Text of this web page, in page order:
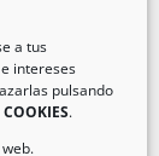
a tus
intereses
pulsando
.